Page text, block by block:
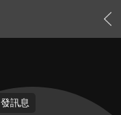
發訊息